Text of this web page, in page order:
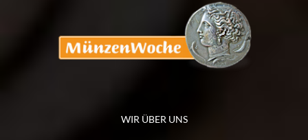
WIR ÜBER UNS